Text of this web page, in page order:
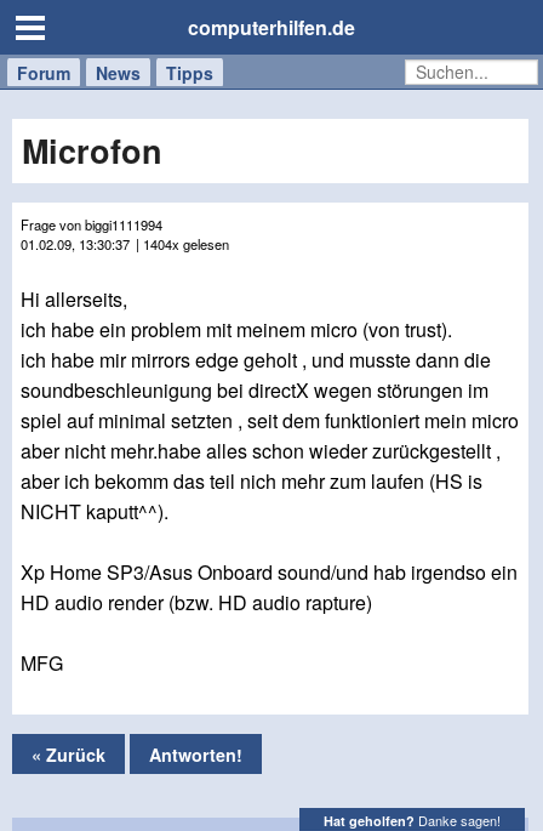
computerhilfen.de
Forum News Tipps
Handy
Tablet
Windows
Mac
Microfon
Frage von biggi1111994
01.02.09, 13:30:37 | 1404x gelesen
Hi allerseits,
ich habe ein problem mit meinem micro (von trust).
ich habe mir mirrors edge geholt , und musste dann die
soundbeschleunigung bei directX wegen störungen im
spiel auf minimal setzten , seit dem funktioniert mein micro
aber nicht mehr.habe alles schon wieder zurückgestellt ,
aber ich bekomm das teil nich mehr zum laufen (HS is
NICHT kaputt^^).
Xp Home SP3/Asus Onboard sound/und hab irgendso ein
HD audio render (bzw. HD audio rapture)
MFG
« Zurück Antworten!
Hat geholfen? Danke sagen!